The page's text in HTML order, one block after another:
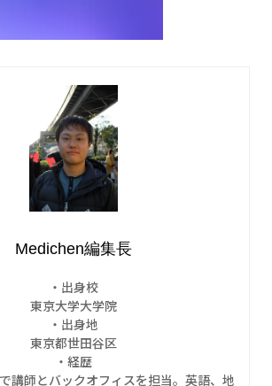
Medichen編集長
・出身校
東京大学大学院
・出身地
東京都世田谷区
・経歴
講師とバックオフィスを担当。英語、地